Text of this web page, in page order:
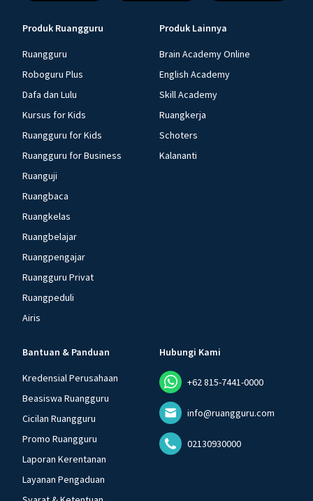
Produk Ruangguru
Ruangguru
Roboguru Plus
Dafa dan Lulu
Kursus for Kids
Ruangguru for Kids
Ruangguru for Business
Ruanguji
Ruangbaca
Ruangkelas
Ruangbelajar
Ruangpengajar
Ruangguru Privat
Ruangpeduli
Airis
Produk Lainnya
Brain Academy Online
English Academy
Skill Academy
Ruangkerja
Schoters
Kalananti
Bantuan & Panduan
Kredensial Perusahaan
Beasiswa Ruangguru
Cicilan Ruangguru
Promo Ruangguru
Laporan Kerentanan
Layanan Pengaduan
Hubungi Kami
+62 815-7441-0000
info@ruangguru.com
02130930000